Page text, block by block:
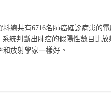
總共有6716名肺癌確診病患的
統判斷出肺癌的假陽性數目比
放射學家一樣好。